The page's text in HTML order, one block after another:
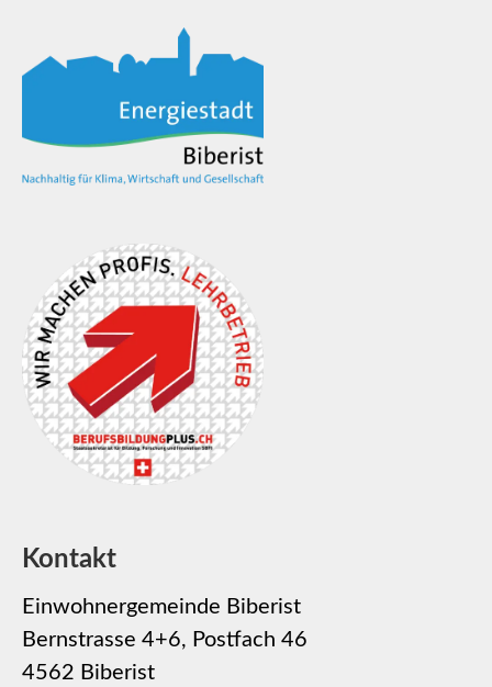
Kontakt
Einwohnergemeinde Biberist
Bernstrasse 4+6, Postfach 46
4562 Biberist